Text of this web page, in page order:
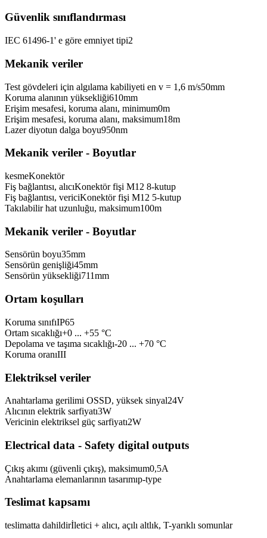
Güvenlik sınıflandırması
IEC 61496-1' e göre emniyet tipi2
Mekanik veriler
Test gövdeleri için algılama kabiliyeti en v = 1,6 m/s50mm
Koruma alanının yüksekliği610mm
Erişim mesafesi, koruma alanı, minimum0m
Erişim mesafesi, koruma alanı, maksimum18m
Lazer diyotun dalga boyu950nm
Mekanik veriler - Boyutlar
kesmeKonektör
Fiş bağlantısı, alıcıKonektör fişi M12 8-kutup
Fiş bağlantısı, vericiKonektör fişi M12 5-kutup
Takılabilir hat uzunluğu, maksimum100m
Mekanik veriler - Boyutlar
Sensörün boyu35mm
Sensörün genişliği45mm
Sensörün yüksekliği711mm
Ortam koşulları
Koruma sınıfıIP65
Ortam sıcaklığı+0 ... +55 °C
Depolama ve taşıma sıcaklığı-20 ... +70 °C
Koruma oranıIII
Elektriksel veriler
Anahtarlama gerilimi OSSD, yüksek sinyal24V
Alıcının elektrik sarfiyatı3W
Vericinin elektriksel güç sarfiyatı2W
Electrical data - Safety digital outputs
Çıkış akımı (güvenli çıkış), maksimum0,5A
Anahtarlama elemanlarının tasarımıp-type
Teslimat kapsamı
teslimatta dahildirİletici + alıcı, açılı altlık, T-yarıklı somunlar